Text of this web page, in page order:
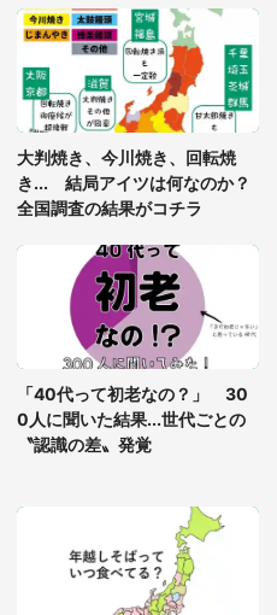
新幹線で大パニック。隣席の青
』とお願いしたら...」 体験談に
生の野菜〟に6.5万人戦慄
り返ると...2歳娘が〝まさかの
探しました」
襲ってきた、急激な腹痛。我慢
で電車を降りようとしたけれ
代女性）
大判焼き、今川焼き、回転焼
き... 結局アイツは何なのか？
全国調査の結果がコチラ
「40代って初老なの？」 30
0人に聞いた結果...世代ごとの
〝認識の差〟発覚